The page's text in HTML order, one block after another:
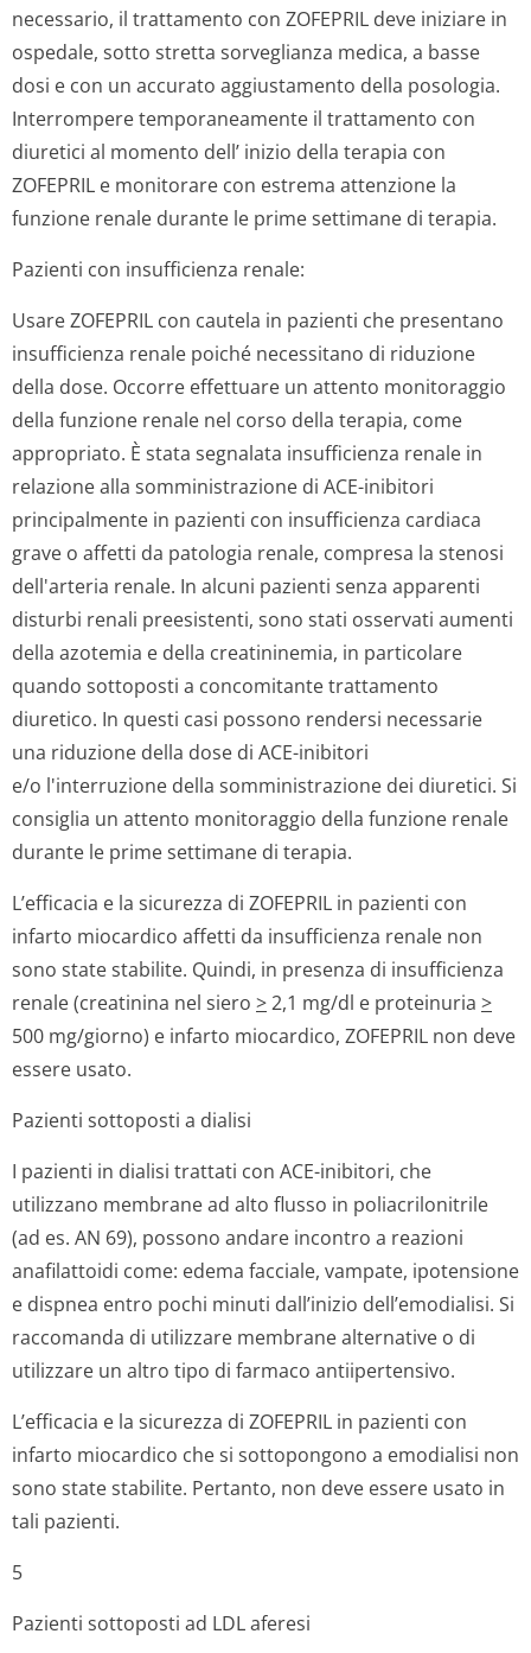
necessario, il trattamento con ZOFEPRIL deve iniziare in
ospedale, sotto stretta sorveglianza medica, a basse
dosi e con un accurato aggiustamento della posologia.
Interrompere temporaneamente il trattamento con
diuretici al momento dell’ inizio della terapia con
ZOFEPRIL e monitorare con estrema attenzione la
funzione renale durante le prime settimane di terapia.
Pazienti con insufficienza renale:
Usare ZOFEPRIL con cautela in pazienti che presentano
insufficienza renale poiché necessitano di riduzione
della dose. Occorre effettuare un attento monitoraggio
della funzione renale nel corso della terapia, come
appropriato. È stata segnalata insufficienza renale in
relazione alla somministrazione di ACE-inibitori
principalmente in pazienti con insufficienza cardiaca
grave o affetti da patologia renale, compresa la stenosi
dell'arteria renale. In alcuni pazienti senza apparenti
disturbi renali preesistenti, sono stati osservati aumenti
della azotemia e della creatininemia, in particolare
quando sottoposti a concomitante trattamento
diuretico. In questi casi possono rendersi necessarie
una riduzione della dose di ACE-inibitori
e/o l'interruzione della somministrazione dei diuretici. Si
consiglia un attento monitoraggio della funzione renale
durante le prime settimane di terapia.
L’efficacia e la sicurezza di ZOFEPRIL in pazienti con
infarto miocardico affetti da insufficienza renale non
sono state stabilite. Quindi, in presenza di insufficienza
renale (creatinina nel siero >2,1 mg/dl e proteinuria >
500 mg/giorno) e infarto miocardico, ZOFEPRIL non deve
essere usato.
Pazienti sottoposti a dialisi
I pazienti in dialisi trattati con ACE-inibitori, che
utilizzano membrane ad alto flusso in poliacrilonitrile
(ad es. AN 69), possono andare incontro a reazioni
anafilattoidi come: edema facciale, vampate, ipotensione
e dispnea entro pochi minuti dall’inizio dell’emodialisi. Si
raccomanda di utilizzare membrane alternative o di
utilizzare un altro tipo di farmaco antiipertensivo.
L’efficacia e la sicurezza di ZOFEPRIL in pazienti con
infarto miocardico che si sottopongono a emodialisi non
sono state stabilite. Pertanto, non deve essere usato in
tali pazienti.
5
Pazienti sottoposti ad LDL aferesi